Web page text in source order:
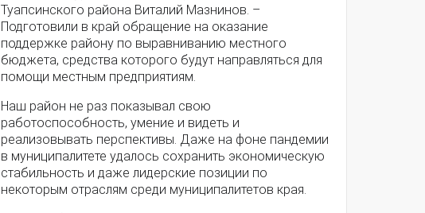
Туапсинского района Виталий Мазнинов. –
Подготовили в край обращение на оказание
поддержке району по выравниванию местного
бюджета, средства которого будут направляться для
помощи местным предприятиям.
Наш район не раз показывал свою
работоспособность, умение и видеть и
реализовывать перспективы. Даже на фоне пандемии
в муниципалитете удалось сохранить экономическую
стабильность и даже лидерские позиции по
некоторым отраслям среди муниципалитетов края.